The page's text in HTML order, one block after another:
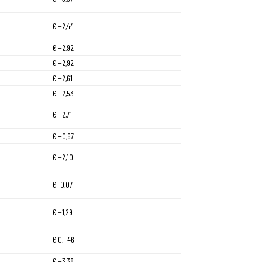
€ +2,44
€ +2,92
€ +2,92
€ +2,61
€ +2,53
€ +2,71
€ +0,67
€ +2,10
€ -0,07
€ +1,29
€ 0,+46